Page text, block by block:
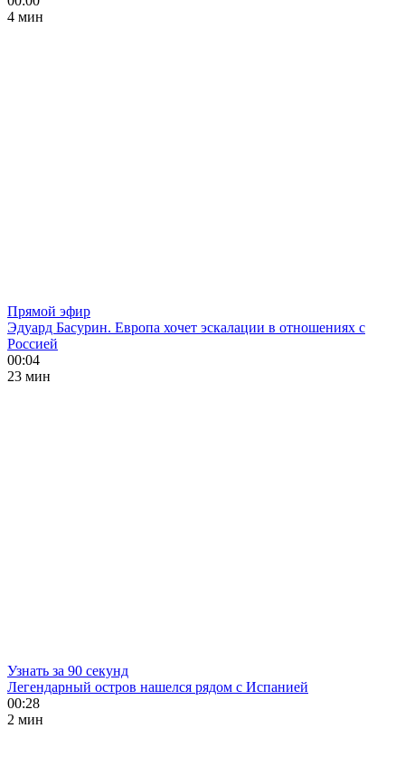
4 мин
Прямой эфир
Эдуард Басурин. Европа хочет эскалации в отношениях с
Россией
00:04
23 мин
Узнать за 90 секунд
Легендарный остров нашелся рядом с Испанией
00:28
2 мин